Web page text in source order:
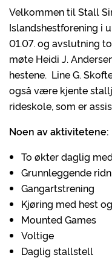
Velkommen til Stall
Islandshestforening i
01.07. og avslutning
møte Heidi J.
hestene. Line G.
også være kjente
rideskole, som er
Noen av aktivitetene:
To økter daglig
Grunnleggende
Gangartstrening
Kjøring med hest
Mounted Games
Voltige
Daglig stallstell